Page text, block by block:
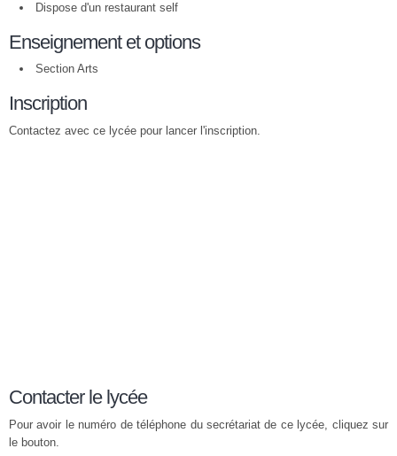
Dispose d'un restaurant self
Enseignement et options
Section Arts
Inscription
Contactez avec ce lycée pour lancer l'inscription.
Contacter le lycée
Pour avoir le numéro de téléphone du secrétariat de ce lycée, cliquez sur
le bouton.